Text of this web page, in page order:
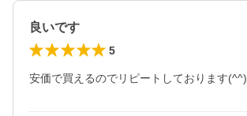
良いです
5
安価で買えるのでリピートしております(^^)